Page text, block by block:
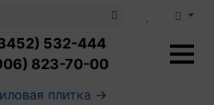
532-444
823-70-00
плитка →